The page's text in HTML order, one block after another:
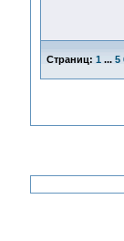
Страниц: 1 ... 5